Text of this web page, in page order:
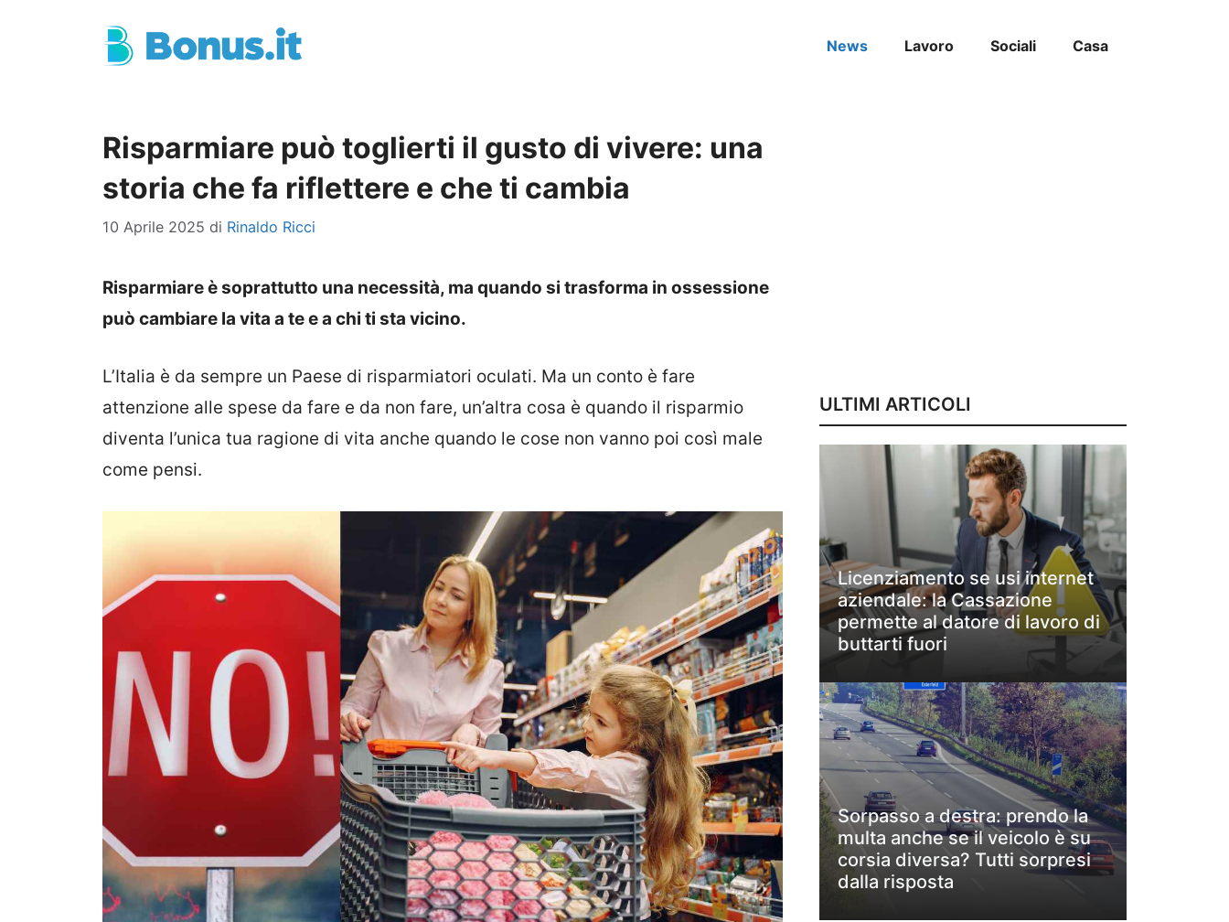
News Lavoro Sociali Casa
Risparmiare può toglierti il gusto di vivere: una
storia che fa riflettere e che ti cambia
10 Aprile 2025 di Rinaldo Ricci
Risparmiare è soprattutto una necessità, ma quando si trasforma in ossessione
può cambiare la vita a te e a chi ti sta vicino.
L’Italia è da sempre un Paese di risparmiatori oculati. Ma un conto è fare
attenzione alle spese da fare e da non fare, un’altra cosa è quando il risparmio
diventa l’unica tua ragione di vita anche quando le cose non vanno poi così male
come pensi.
ULTIMI ARTICOLI
Licenziamento se usi internet
aziendale: la Cassazione
permette al datore di lavoro di
buttarti fuori
Sorpasso a destra: prendo la
multa anche se il veicolo è su
corsia diversa? Tutti sorpresi
dalla risposta